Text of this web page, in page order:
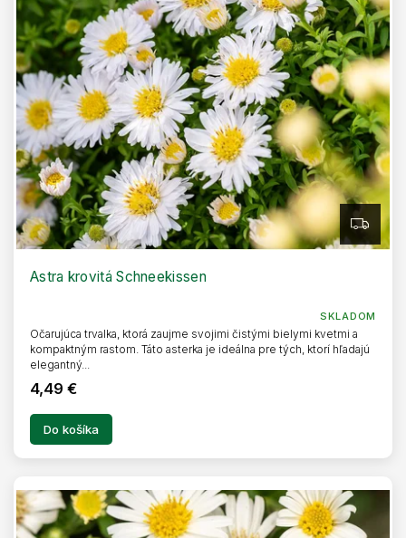
Z
D
Astra krovitá Schneekissen
SKLADOM
4,49 €
Do košíka
Očarujúca trvalka, ktorá zaujme svojimi čistými bielymi kvetmi a
kompaktným rastom. Táto asterka je ideálna pre tých, ktorí hľadajú
elegantný...